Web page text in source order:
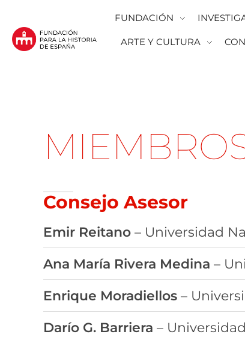
FUNDACIÓN
ARTE Y CULTURA
Consejo Asesor
Emir Reitano – Universidad
Ana María Rivera Medina –
Enrique Moradiellos –
Darío G. Barriera –